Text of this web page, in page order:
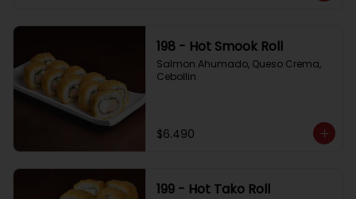
198 - Hot Smook Roll
Salmon Ahumado, Queso Crema,
Cebollin
$6.490
199 - Hot Tako Roll